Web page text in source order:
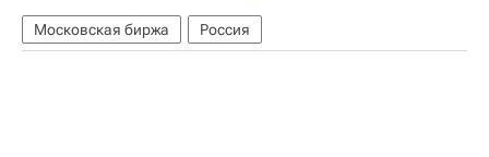
Московская биржа Россия